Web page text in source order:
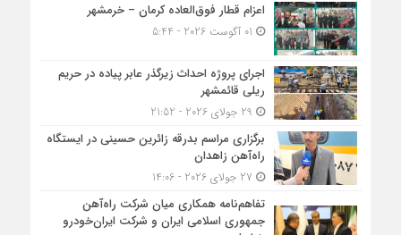
اعزام قطار فوق‌العاده کرمان – خرمشهر
اجرای پروژه احداث زیرگذر عابر پیاده در حریم
ریلی قائمشهر
برگزاری مراسم بدرقه زائرین حسینی در ایستگاه
راه‌آهن زاهدان
تفاهم‌نامه همکاری میان شرکت راه‌آهن
جمهوری اسلامی ایران و شرکت ایران‌خودرو